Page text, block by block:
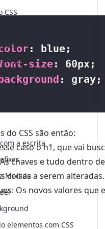
CSS
a escrita
Medida
elementos com CSS
: blue;
size: 60px;
: gray;
do CSS são então:
caso o h1, que vai
chaves e tudo dentro
coisas a serem alteradas.
Os novos valores